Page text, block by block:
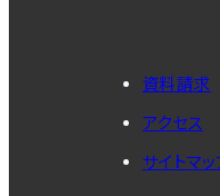
資料請求
アクセス
サイトマッ